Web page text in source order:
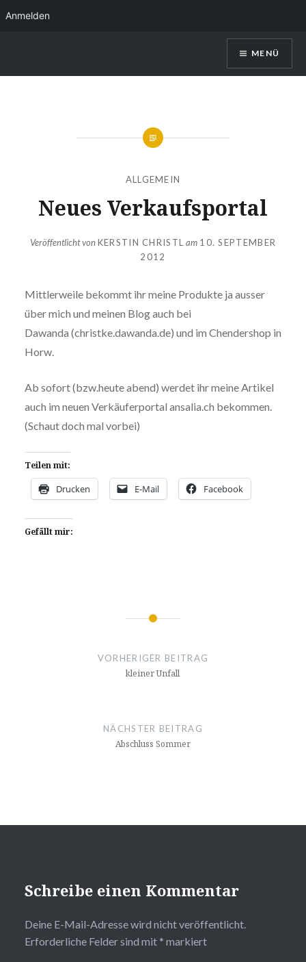
InhaltKerstin Christl
MENÜ
ALLGEMEIN
Neues Verkaufsportal
Veröffentlicht vonKERSTIN CHRISTL am 10. SEPTEMBER
2012
Mittlerweile bekommt ihr meine Produkte ja ausser
über mich und meinen Blog auch bei
Dawanda (christke.dawanda.de) und im Chendershop in
Horw.
Ab sofort (bzw.heute abend) werdet ihr meine Artikel
auch im neuen Verkäuferportal ansalia.ch bekommen.
(Schaut doch mal vorbei)
Teilen mit:
Drucken E-Mail Facebook
Gefällt mir:
Beitragsnavigation
VORHERIGER BEITRAG
kleiner Unfall
NÄCHSTER BEITRAG
Abschluss Sommer
Schreibe einen Kommentar
Deine E-Mail-Adresse wird nicht veröffentlicht.
Erforderliche Felder sind mit * markiert
Anmelden